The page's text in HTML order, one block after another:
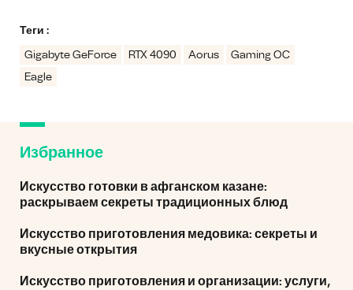
Теги :
Gigabyte GeForce RTX 4090 Aorus
Gaming OC
Eagle
Избранное
Искусство готовки в афганском казане:
раскрываем секреты традиционных блюд
Искусство приготовления медовика: секреты и
вкусные открытия
Искусство приготовления и организации: услуги,